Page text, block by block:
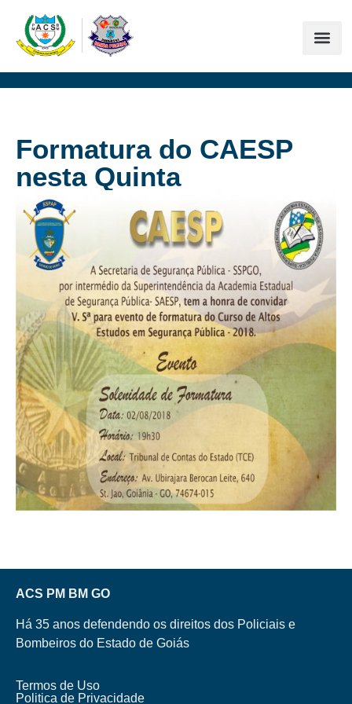
Formatura do CAESP
nesta Quinta
ACS PM BM GO
Há 35 anos defendendo os direitos dos Policiais e
Bombeiros do Estado de Goiás
Termos de Uso
Politica de Privacidade